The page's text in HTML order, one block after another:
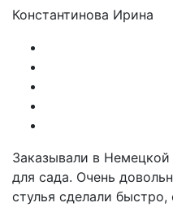
Константинова Ирина
Заказывали в
для сада. Очень
стулья сделали